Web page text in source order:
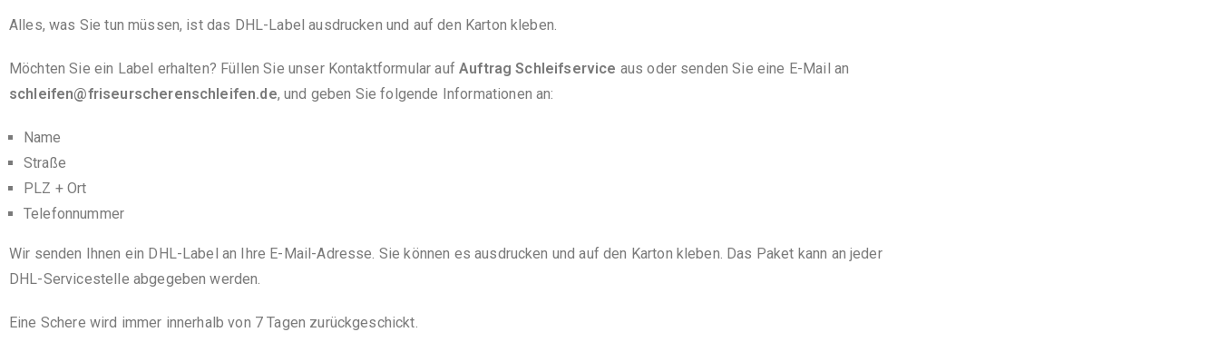
Alles, was Sie tun müssen, ist das DHL-Label ausdrucken und auf den Karton kleben.
Möchten Sie ein Label erhalten? Füllen Sie unser Kontaktformular aufAuftrag Schleifservice aus oder senden Sie eine E-Mail an
schleifen@friseurscherenschleifen.de, und geben Sie folgende Informationen an:
Name
Straße
PLZ + Ort
Telefonnummer
Wir senden Ihnen ein DHL-Label an Ihre E-Mail-Adresse. Sie können es ausdrucken und auf den Karton kleben. Das Paket kann an jeder
DHL-Servicestelle abgegeben werden.
Eine Schere wird immer innerhalb von 7 Tagen zurückgeschickt.